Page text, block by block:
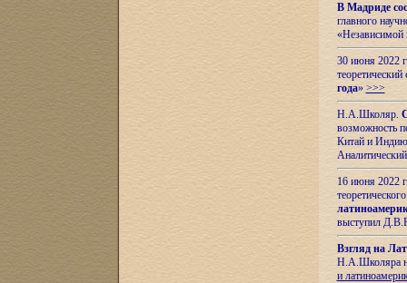
В Мадриде
главного
«Независимой
30 июня 2022
года» >>>
Н.А.Школяр.
возможность
Китай и
16 июня 2022
выступил
Взгляд на
Н.А.Школяра
и